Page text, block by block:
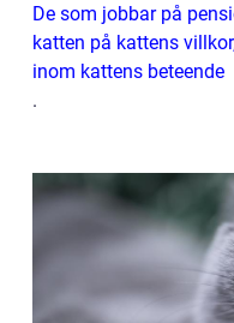
De som jobbar på
katten på kattens
inom kattens beteende
.